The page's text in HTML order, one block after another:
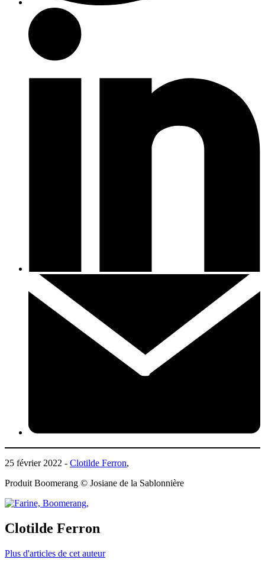
25 février 2022 - Clotilde Ferron,
Produit Boomerang © Josiane de la Sablonnière
Clotilde Ferron
Plus d'articles de cet auteur